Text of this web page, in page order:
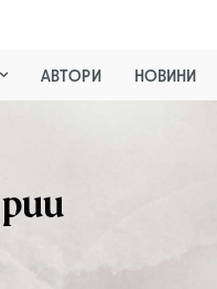
АВТОРИ НОВИНИ